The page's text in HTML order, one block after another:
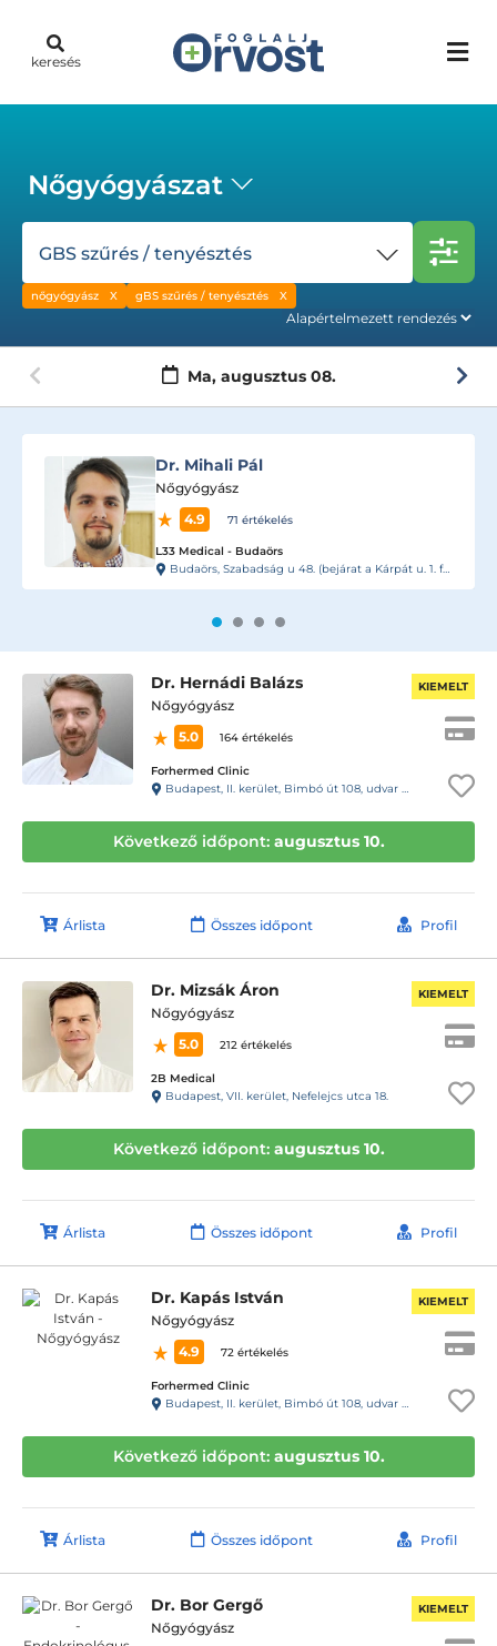
keresés
Nőgyógyászat
GBS szűrés / tenyésztés
nőgyógyász gBS szűrés / tenyésztés
Ma, augusztus 08.
u. 1. felől)
Dr. Ibrahim Sharouf
5.0
L33 Medical Corvin
Budapest, VIII. kerület, Práter utca 6-8.
Dr. Hernádi Balázs
Nőgyógyász
5.0
164 értékelés
Forhermed Clinic
Budapest, II. kerület, Bimbó út 108, udvar 13 ajtó. Kaputelefon 13- Rendelő
KIEMELT
Következő időpont: augusztus 10.
Árlista Összes időpont Profil
Dr. Mizsák Áron
Nőgyógyász
5.0
212 értékelés
2B Medical
Budapest, VII. kerület, Nefelejcs utca 18.
KIEMELT
Következő időpont: augusztus 10.
Árlista Összes időpont Profil
Dr. Kapás István
Nőgyógyász
4.9
72 értékelés
Forhermed Clinic
Budapest, II. kerület, Bimbó út 108, udvar 13 ajtó. Kaputelefon 13- Rendelő
KIEMELT
Következő időpont: augusztus 10.
Árlista Összes időpont Profil
Dr. Bor Gergő
Nőgyógyász
KIEMELT